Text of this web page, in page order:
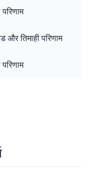
परिणाम
और तिमाही परिणाम
परिणाम